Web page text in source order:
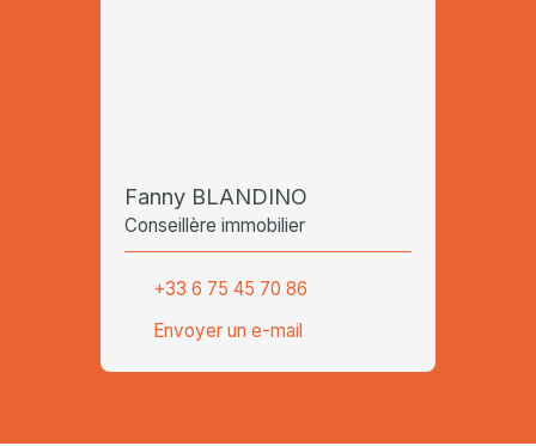
Fanny BLANDINO
Conseillère immobilier
+33 6 75 45 70 86
Envoyer un e-mail